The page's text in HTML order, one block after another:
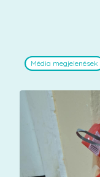
Média megjelenések